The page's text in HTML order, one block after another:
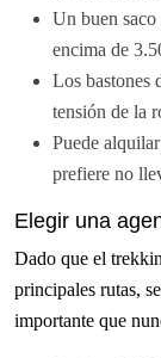
Un buen
encima de
Los bastones
tensión de la
Puede
prefiere no
Elegir una
Dado que el
principales rutas,
importante que